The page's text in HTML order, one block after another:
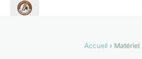
Accueil› Matériel